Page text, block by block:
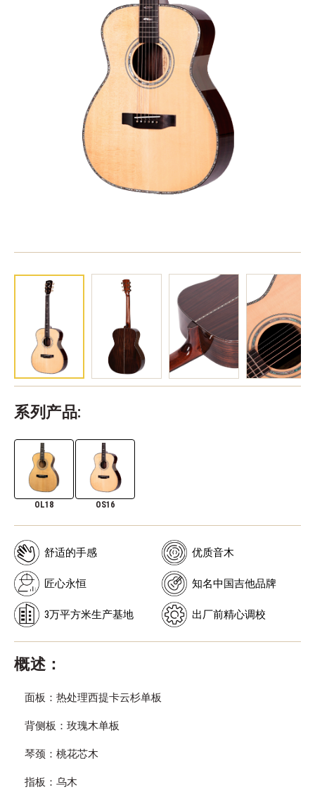
系列产品:
OL18 OS16
舒适的手感 优质音木
匠心永恒 知名中国吉他品牌
3万平方米生产基地 出厂前精心调校
概述：
面板：热处理西提卡云杉单板
背侧板：玫瑰木单板
琴颈：桃花芯木
指板：乌木